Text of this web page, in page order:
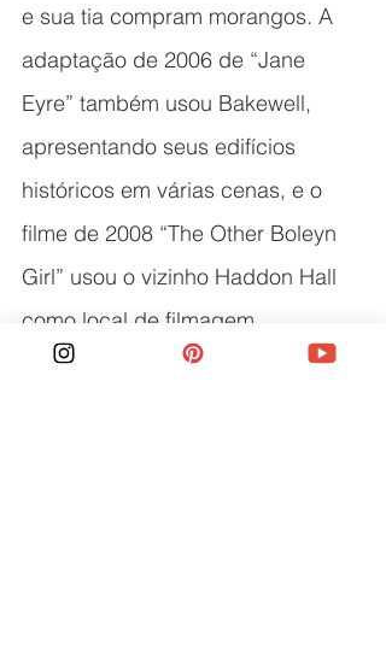
e sua tia compram morangos. A
adaptação de 2006 de “Jane
Eyre” também usou Bakewell,
apresentando seus edifícios
históricos em várias cenas, e o
filme de 2008 “The Other Boleyn
Girl” usou o vizinho Haddon Hall
como local de filmagem.